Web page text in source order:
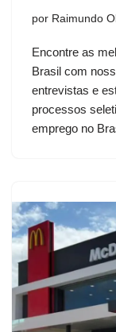
por Raimundo
Encontre as
Brasil com
entrevistas e
processos
emprego no